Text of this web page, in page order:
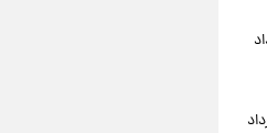
۱۸ مرداد
یکشنبه ۱۸ مرداد